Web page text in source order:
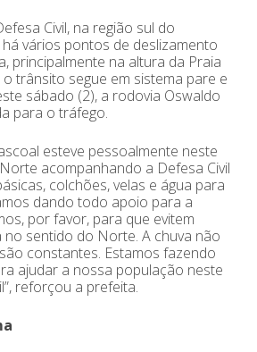
Civil, na região sul do
vários pontos de deslizamento
principalmente na altura da Praia
trânsito segue em sistema pare e
sábado (2), a rodovia Oswaldo
para o tráfego.
esteve pessoalmente neste
acompanhando a Defesa Civil
colchões, velas e água para
dando todo apoio para a
por favor, para que evitem
no sentido do Norte. A chuva não
constantes. Estamos fazendo
ajudar a nossa população neste
reforçou a prefeita.